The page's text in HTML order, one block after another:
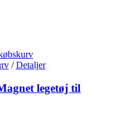
/ Detaljer
legetøj til